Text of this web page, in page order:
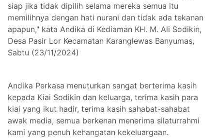
siap jika tidak dipilih selama mereka semua itu
memilihnya dengan hati nurani dan tidak ada tekanan
apapun," kata Andika di Kediaman KH. M. Ali Sodikin,
Desa Pasir Lor Kecamatan Karanglewas Banyumas,
Sabtu (23/11/2024)
Andika Perkasa menuturkan sangat berterima kasih
kepada Kiai Sodikin dan keluarga, terima kasih para
kiai yang ikut hadir, terima kasih sahabat-sahabat
awak media, semua berkenan menerima silaturrahmi
kami yang penuh kehangatan kekeluargaan.